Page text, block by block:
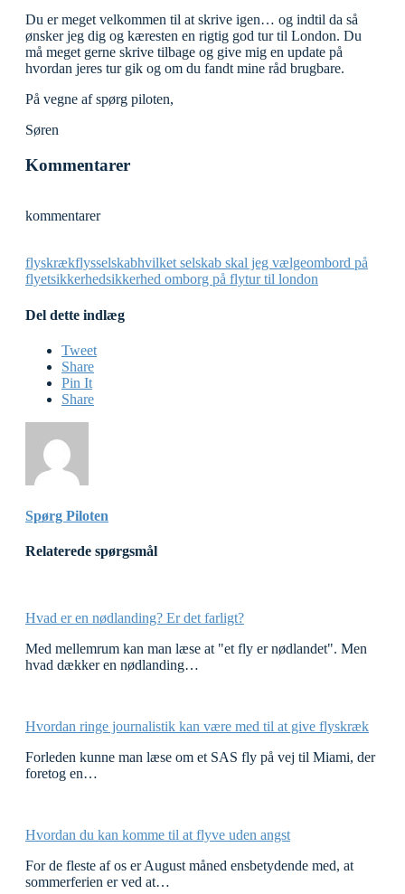
Du er meget velkommen til at skrive igen… og indtil da så
ønsker jeg dig og kæresten en rigtig god tur til London. Du
må meget gerne skrive tilbage og give mig en update på
hvordan jeres tur gik og om du fandt mine råd brugbare.
På vegne af spørg piloten,
Søren
Kommentarer
kommentarer
flyskrækflysselskabhvilket selskab skal jeg vælgeombord på
flyetsikkerhedsikkerhed omborg på flytur til london
Del dette indlæg
Tweet
Share
Pin It
Share
Spørg Piloten
Relaterede spørgsmål
Hvad er en nødlanding? Er det farligt?
Med mellemrum kan man læse at "et fly er nødlandet". Men
hvad dækker en nødlanding…
Hvordan ringe journalistik kan være med til at give flyskræk
Forleden kunne man læse om et SAS fly på vej til Miami, der
foretog en…
Hvordan du kan komme til at flyve uden angst
For de fleste af os er August måned ensbetydende med, at
sommerferien er ved at…